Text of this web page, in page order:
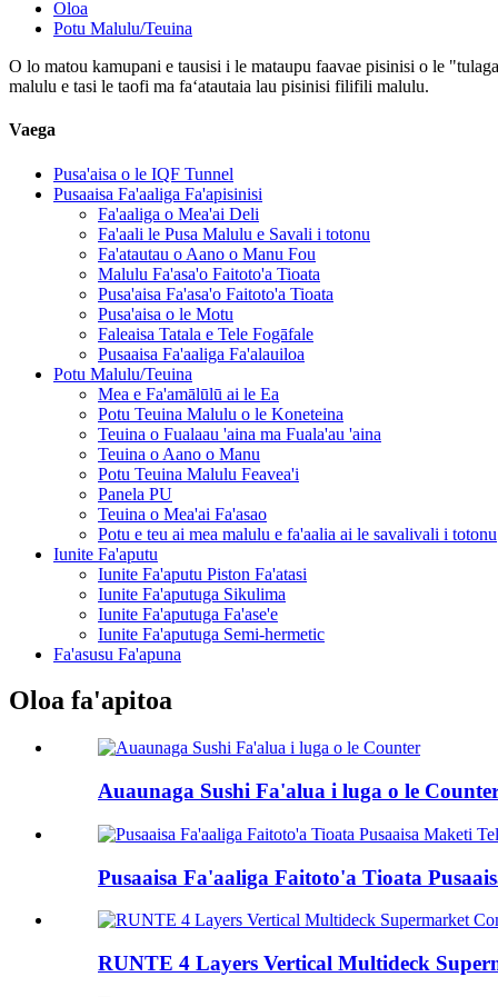
Oloa
Potu Malulu/Teuina
O lo matou kamupani e tausisi i le mataupu faavae pisinisi o le
malulu e tasi le taofi ma faʻatautaia lau pisinisi filifili malulu.
Vaega
Pusa'aisa o le IQF Tunnel
Pusaaisa Fa'aaliga Fa'apisinisi
Fa'aaliga o Mea'ai Deli
Fa'aali le Pusa Malulu e Savali i totonu
Fa'atautau o Aano o Manu Fou
Malulu Fa'asa'o Faitoto'a Tioata
Pusa'aisa Fa'asa'o Faitoto'a Tioata
Pusa'aisa o le Motu
Faleaisa Tatala e Tele Fogāfale
Pusaaisa Fa'aaliga Fa'alauiloa
Potu Malulu/Teuina
Mea e Fa'amālūlū ai le Ea
Potu Teuina Malulu o le Koneteina
Teuina o Fualaau 'aina ma Fuala'au 'aina
Teuina o Aano o Manu
Potu Teuina Malulu Feavea'i
Panela PU
Teuina o Mea'ai Fa'asao
Potu e teu ai mea malulu e fa'aalia ai le savalivali i totonu
Iunite Fa'aputu
Iunite Fa'aputu Piston Fa'atasi
Iunite Fa'aputuga Sikulima
Iunite Fa'aputuga Fa'ase'e
Iunite Fa'aputuga Semi-hermetic
Fa'asusu Fa'apuna
Oloa fa'apitoa
Auaunaga Sushi Fa'alua i luga o le
Pusaaisa Fa'aaliga Faitoto'a Tioata
RUNTE 4 Layers Vertical Multideck